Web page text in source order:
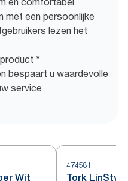
met een persoonlijke
lezen het
*
bespaart u waardevolle
service
Wit
474581
Tork